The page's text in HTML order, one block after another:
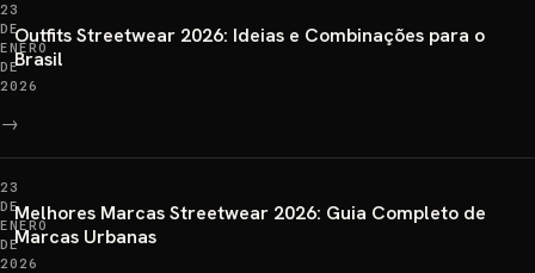
23
DE
ENERO
DE
2026
Outfits Streetwear 2026: Ideias e Combinações para o
Brasil
→
23
DE
ENERO
DE
2026
Melhores Marcas Streetwear 2026: Guia Completo de
Marcas Urbanas